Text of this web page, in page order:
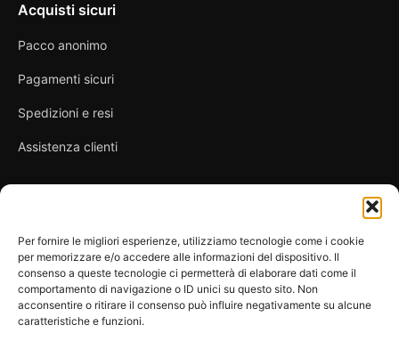
Per fornire le migliori esperienze, utilizziamo tecnologie come i cookie
per memorizzare e/o accedere alle informazioni del dispositivo. Il
consenso a queste tecnologie ci permetterà di elaborare dati come il
comportamento di navigazione o ID unici su questo sito. Non
acconsentire o ritirare il consenso può influire negativamente su alcune
caratteristiche e funzioni.
Acquisti sicuri
Pacco anonimo
Pagamenti sicuri
Spedizioni e resi
Assistenza clienti
Privacy Policy
Condizioni di vendita